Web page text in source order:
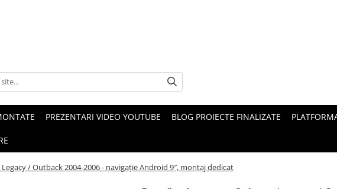
PREZENTARI VIDEO YOUTUBE BLOG PROIECTE FINALIZATE
/ Outback 2004-2006 - navigație Android 9″, montaj dedicat